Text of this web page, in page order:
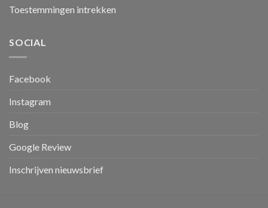
Toestemmingen intrekken
SOCIAL
Facebook
Instagram
Blog
Google Review
Inschrijven nieuwsbrief